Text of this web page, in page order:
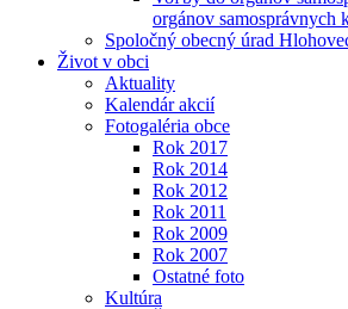
orgánov samosprávnych
Spoločný obecný úrad
Život v obci
Aktuality
Kalendár akcií
Fotogaléria obce
Rok 2017
Rok 2014
Rok 2012
Rok 2011
Rok 2009
Rok 2007
Ostatné foto
Kultúra